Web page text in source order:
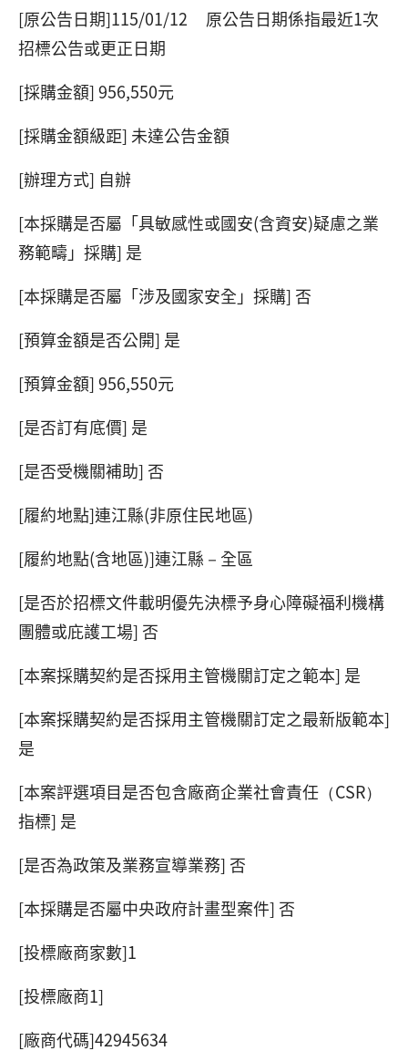
[原公告日期]115/01/12 原公告日期係指最近1次
招標公告或更正日期
[採購金額] 956,550元
[採購金額級距] 未達公告金額
[辦理方式] 自辦
[本採購是否屬「具敏感性或國安(含資安)疑慮之業
務範疇」採購] 是
[本採購是否屬「涉及國家安全」採購] 否
[預算金額是否公開] 是
[預算金額] 956,550元
[是否訂有底價] 是
[是否受機關補助] 否
[履約地點]連江縣(非原住民地區)
[履約地點(含地區)]連江縣－全區
[是否於招標文件載明優先決標予身心障礙福利機構
團體或庇護工場] 否
[本案採購契約是否採用主管機關訂定之範本] 是
[本案採購契約是否採用主管機關訂定之最新版範本]
是
[本案評選項目是否包含廠商企業社會責任（CSR）
指標] 是
[是否為政策及業務宣導業務] 否
[本採購是否屬中央政府計畫型案件] 否
[投標廠商家數]1
[投標廠商1]
[廠商代碼]42945634